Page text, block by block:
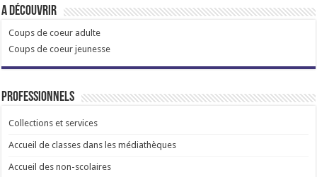
A découvrir
Coups de coeur adulte
Coups de coeur jeunesse
Professionnels
Collections et services
Accueil de classes dans les médiathèques
Accueil des non-scolaires